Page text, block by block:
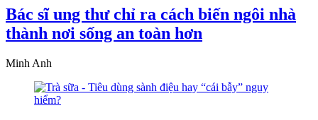
Bác sĩ ung thư chỉ ra cách biến ngôi nhà
thành nơi sống an toàn hơn
Minh Anh